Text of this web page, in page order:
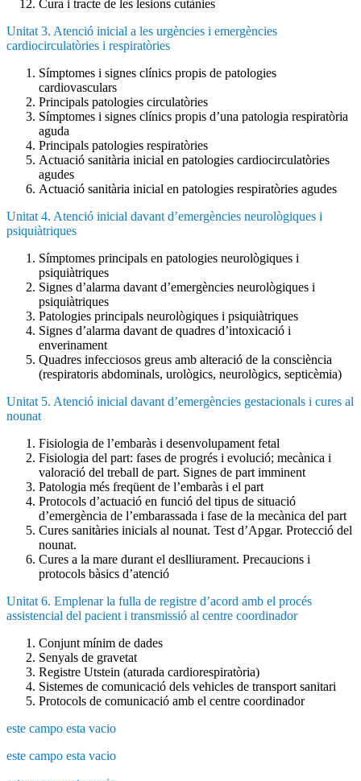
Cura i tracte de les lesions cutànies
Unitat 3. Atenció inicial a les urgències i emergències
cardiocirculatòries i respiratòries
Símptomes i signes clínics propis de patologies
cardiovasculars
Principals patologies circulatòries
Símptomes i signes clínics propis d’una patologia respiratòria
aguda
Principals patologies respiratòries
Actuació sanitària inicial en patologies cardiocirculatòries
agudes
Actuació sanitària inicial en patologies respiratòries agudes
Unitat 4. Atenció inicial davant d’emergències neurològiques i
psiquiàtriques
Símptomes principals en patologies neurològiques i
psiquiàtriques
Signes d’alarma davant d’emergències neurològiques i
psiquiàtriques
Patologies principals neurològiques i psiquiàtriques
Signes d’alarma davant de quadres d’intoxicació i
enverinament
Quadres infecciosos greus amb alteració de la consciència
(respiratoris abdominals, urològics, neurològics, septicèmia)
Unitat 5. Atenció inicial davant d’emergències gestacionals i cures al
nounat
Fisiologia de l’embaràs i desenvolupament fetal
Fisiologia del part: fases de progrés i evolució; mecànica i
valoració del treball de part. Signes de part imminent
Patologia més freqüent de l’embaràs i el part
Protocols d’actuació en funció del tipus de situació
d’emergència de l’embarassada i fase de la mecànica del part
Cures sanitàries inicials al nounat. Test d’Apgar. Protecció del
nounat.
Cures a la mare durant el deslliurament. Precaucions i
protocols bàsics d’atenció
Unitat 6. Emplenar la fulla de registre d’acord amb el procés
assistencial del pacient i transmissió al centre coordinador
Conjunt mínim de dades
Senyals de gravetat
Registre Utstein (aturada cardiorespiratòria)
Sistemes de comunicació dels vehicles de transport sanitari
Protocols de comunicació amb el centre coordinador
este campo esta vacio
este campo esta vacio